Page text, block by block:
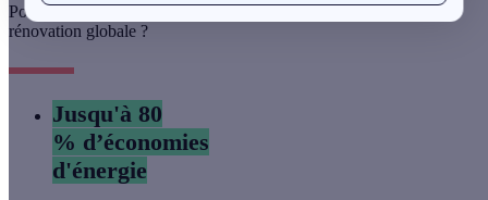
Pourquoi opter pour une
rénovation globale ?
Jusqu'à 80
% d’économies
d'énergie